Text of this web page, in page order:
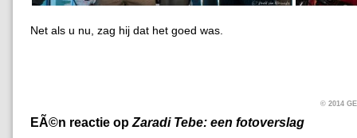
Net als u nu, zag hij dat het goed was.
© 2014
EÃ©n reactie op Zaradi Tebe: een fotoverslag